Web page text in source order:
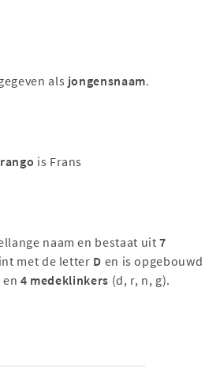
als jongensnaam.
is Frans
naam en bestaat uit7
met de letter D en is opgebouwd
en 4 medeklinkers (d, r, n, g).